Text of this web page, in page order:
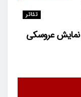
تئاتر
نمایش عروسکی